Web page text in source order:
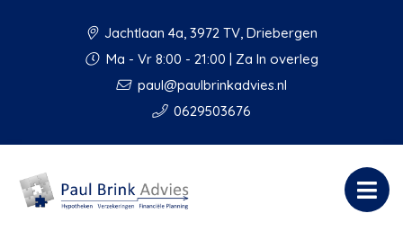
Jachtlaan 4a, 3972 TV, Driebergen
Ma - Vr 8:00 - 21:00 | Za In overleg
paul@paulbrinkadvies.nl
0629503676